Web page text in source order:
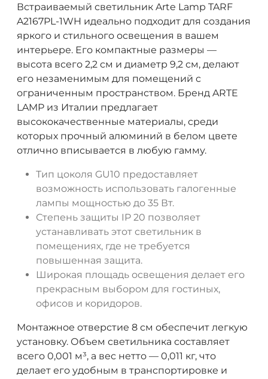
Встраиваемый светильник Arte Lamp TARF
A2167PL-1WH идеально подходит для создания
яркого и стильного освещения в вашем
интерьере. Его компактные размеры —
высота всего 2,2 см и диаметр 9,2 см, делают
его незаменимым для помещений с
ограниченным пространством. Бренд ARTE
LAMP из Италии предлагает
высококачественные материалы, среди
которых прочный алюминий в белом цвете
отлично вписывается в любую гамму.
Тип цоколя GU10 предоставляет
возможность использовать галогенные
лампы мощностью до 35 Вт.
Степень защиты IP 20 позволяет
устанавливать этот светильник в
помещениях, где не требуется
повышенная защита.
Широкая площадь освещения делает его
прекрасным выбором для гостиных,
офисов и коридоров.
Монтажное отверстие 8 см обеспечит легкую
установку. Объем светильника составляет
всего 0,001 м³, а вес нетто — 0,011 кг, что
делает его удобным в транспортировке и